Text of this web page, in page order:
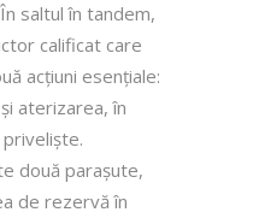
saltul în tandem,
calificat care
acțiuni esențiale:
aterizarea, în
două parașute,
de rezervă în